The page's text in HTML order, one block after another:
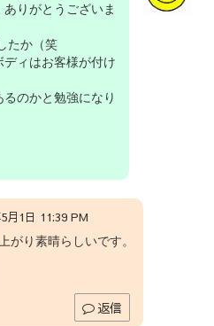
りがとうございま
たか（笑
ディはお客様が付け
のかと勉強になり
月1日 11:39 PM
がり素晴らしいです。
返信